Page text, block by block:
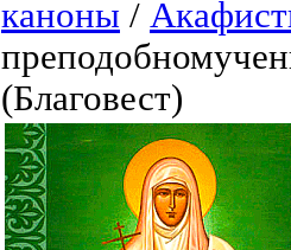
каноны /
(Благовест)